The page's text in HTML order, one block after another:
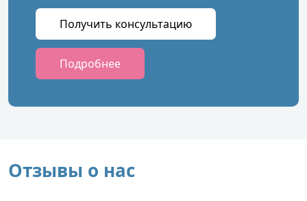
Получить консультацию
Подробнее
Отзывы о нас